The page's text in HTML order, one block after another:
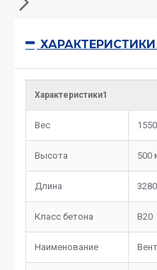
ХАРАКТЕРИСТИКИ
Характеристики1
Вес
Высота 500
Длина
Класс бетона B20
Наименование